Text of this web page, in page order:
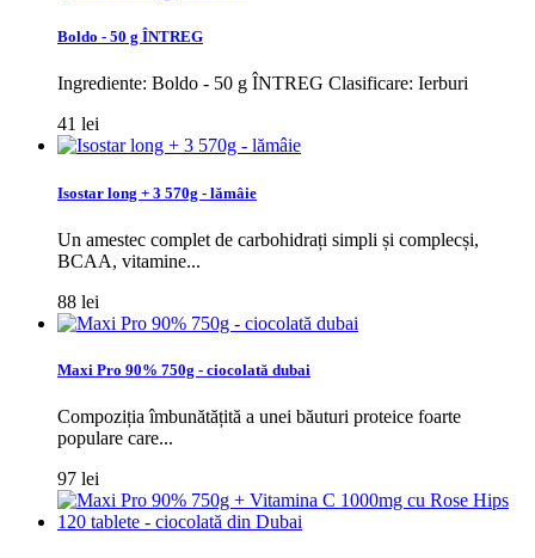
Boldo - 50 g ÎNTREG
Ingrediente: Boldo - 50 g ÎNTREG Clasificare: Ierburi
41 lei
Isostar long + 3 570g - lămâie
Un amestec complet de carbohidrați simpli și complecși,
BCAA, vitamine...
88 lei
Maxi Pro 90% 750g - ciocolată dubai
Compoziția îmbunătățită a unei băuturi proteice foarte
populare care...
97 lei